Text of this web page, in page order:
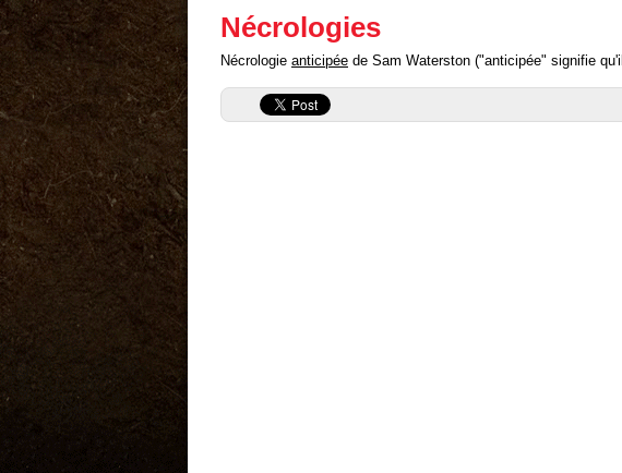
Nécrologies
Nécrologie anticipée de Sam Waterston ("anticipée" signifie qu'il